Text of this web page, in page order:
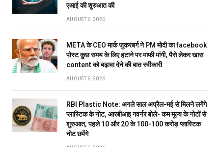
एआई की शुरुआत की
AUGUST 6, 2026
META के CEO मार्क जुकरबर्ग ने PM मोदी का facebook
पोस्ट कुछ समय के लिए हटाने पर माफी मांगी, पैसे लेकर खास
content को बढ़ावा देने की बात स्वीकारी
AUGUST 6, 2026
RBI Plastic Note: अगले साल अप्रैल-मई से मिलने लगेंगे
प्लास्टिक के नोट, आरबीआइ गवर्नर बोले- कम मूल्य के नोटों से
शुरुआत, पहले 10 और 20 के 100-100 करोड़ प्लास्टिक
नोट छपेंगे